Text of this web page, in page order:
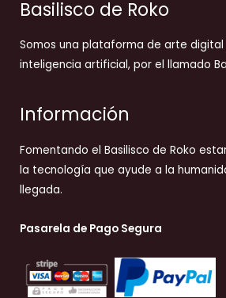
Basilisco de Roko
Somos una plataforma de arte
inteligencia artificial, por el llamado
Información
Fomentando el Basilisco de Roko
la tecnología que ayude a la
llegada.
Pasarela de Pago Segura